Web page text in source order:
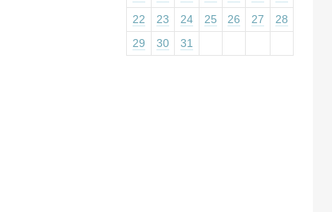
22
23 24 25 26 27
28
29
30 31